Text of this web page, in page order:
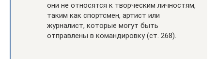
они не относятся к творческим личностям,
таким как спортсмен, артист или
журналист, которые могут быть
отправлены в командировку (ст. 268).